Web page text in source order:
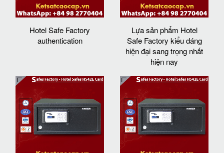
Hotel Safe Factory
authentication
Lựa sản phẩm Hotel
Safe Factory kiểu dáng
hiện đại sang trọng nhất
hiện nay